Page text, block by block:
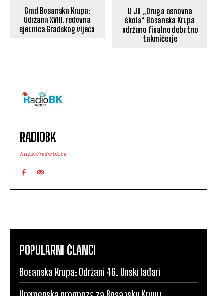
Grad Bosanska Krupa:
Održana XVIII. redovna
sjednica Gradskog vijeća
U JU „Druga osnovna
škola“ Bosanska Krupa
održano finalno debatno
takmičenje
RADIOBK
https://radiobk.ba
POPULARNI ČLANCI
Bosanska Krupa: Održani 46. Unski lađari